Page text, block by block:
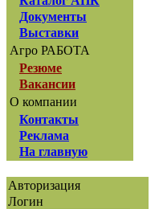
Документы
Выставки
Агро РАБОТА
Резюме
Вакансии
О компании
Контакты
Реклама
На главную
Авторизация
Логин